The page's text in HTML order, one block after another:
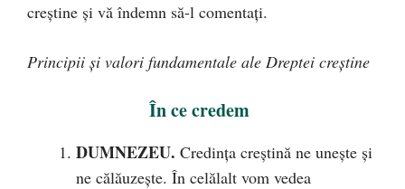
creștine și vă îndemn să-l comentați.
Principii și valori fundamentale ale Dreptei creștine
În ce credem
DUMNEZEU. Credința creștină ne unește și
ne călăuzește. În celălalt vom vedea